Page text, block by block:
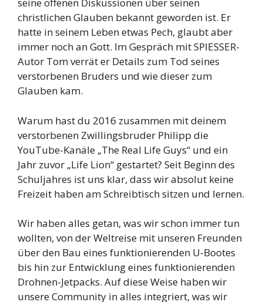
seine offenen Diskussionen über seinen
christlichen Glauben bekannt geworden ist. Er
hatte in seinem Leben etwas Pech, glaubt aber
immer noch an Gott. Im Gespräch mit SPIESSER-
Autor Tom verrät er Details zum Tod seines
verstorbenen Bruders und wie dieser zum
Glauben kam.
Warum hast du 2016 zusammen mit deinem
verstorbenen Zwillingsbruder Philipp die
YouTube-Kanäle „The Real Life Guys“ und ein
Jahr zuvor „Life Lion“ gestartet? Seit Beginn des
Schuljahres ist uns klar, dass wir absolut keine
Freizeit haben am Schreibtisch sitzen und lernen.
Wir haben alles getan, was wir schon immer tun
wollten, von der Weltreise mit unseren Freunden
über den Bau eines funktionierenden U-Bootes
bis hin zur Entwicklung eines funktionierenden
Drohnen-Jetpacks. Auf diese Weise haben wir
unsere Community in alles integriert, was wir